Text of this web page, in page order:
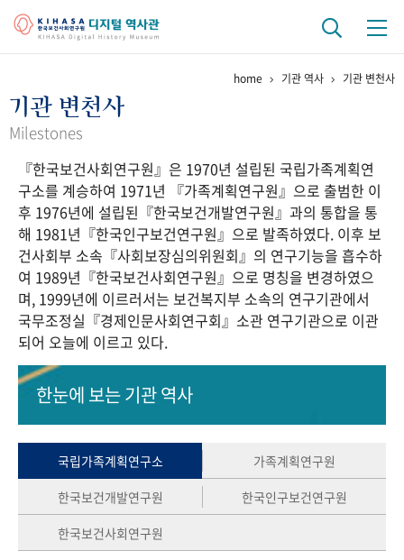
걸어온 길 기관 변천사
연구 역사
정책과 연구 키워드로 보는 연구 역사
연구자들
간행물 변천사
기록물 아카이브
사진 아카이브 문서 기록물 행정박물 영상 기록물
50+1 주년 기념
세계와 함께 한 KIHASA
VR 역사관
home 기관 역사 기관 변천사
기관 변천사
Milestones
『한국보건사회연구원』은 1970년 설립된 국립가족계획연
구소를 계승하여 1971년 『가족계획연구원』으로 출범한 이
후 1976년에 설립된『한국보건개발연구원』과의 통합을 통
해 1981년『한국인구보건연구원』으로 발족하였다. 이후 보
건사회부 소속『사회보장심의위원회』의 연구기능을 흡수하
여 1989년『한국보건사회연구원』으로 명칭을 변경하였으
며, 1999년에 이르러서는 보건복지부 소속의 연구기관에서
국무조정실『경제인문사회연구회』소관 연구기관으로 이관
되어 오늘에 이르고 있다.
한눈에 보는기관 역사
국립가족계획연구소
가족계획연구원
한국보건개발연구원
한국인구보건연구원
한국보건사회연구원